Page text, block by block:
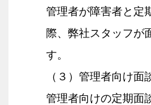
管理者が障害者と定
際、弊社スタッフが
す。
（３）管理者向け面
管理者向けの定期面